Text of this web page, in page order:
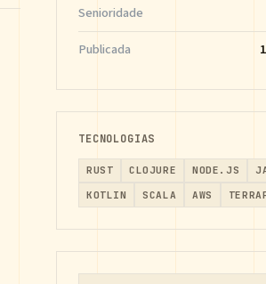
Senioridade
Publicada
TECNOLOGIAS
RUST CLOJURE NODE.JS
KOTLIN
SCALA AWS